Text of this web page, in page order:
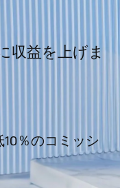
収益を上げま
％のコミッシ